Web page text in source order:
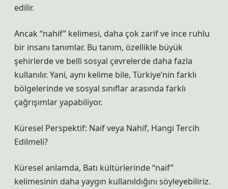
edilir.
Ancak “nahif” kelimesi, daha çok zarif ve ince ruhlu
bir insanı tanımlar. Bu tanım, özellikle büyük
şehirlerde ve belli sosyal çevrelerde daha fazla
kullanılır. Yani, aynı kelime bile, Türkiye’nin farklı
bölgelerinde ve sosyal sınıflar arasında farklı
çağrışımlar yapabiliyor.
Küresel Perspektif: Naif veya Nahif, Hangi Tercih
Edilmeli?
Küresel anlamda, Batı kültürlerinde “naif”
kelimesinin daha yaygın kullanıldığını söyleyebiliriz.